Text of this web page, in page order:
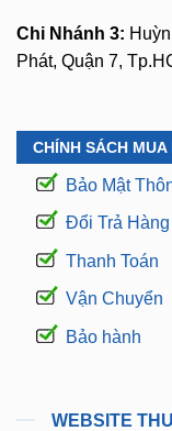
Chi Nhánh 3:
Phát, Quận 7,
CHÍNH SÁCH MUA
Bảo Mật
Đổi Trả Hàng
Thanh Toán
Vận Chuyển
Bảo hành
WEBSITE